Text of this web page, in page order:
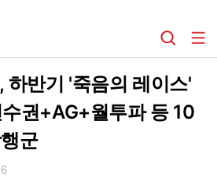
하반기 '죽음의 레이스'
권+AG+월투파 등 10
군